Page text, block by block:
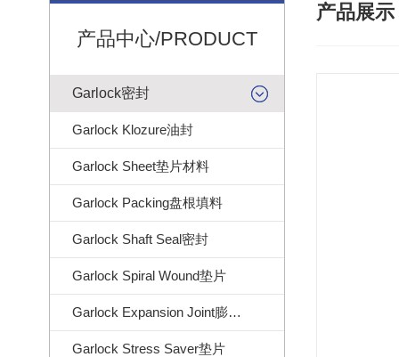
产品中心/PRODUCT
Garlock密封
Garlock Klozure油封
Garlock Sheet垫片材料
Garlock Packing盘根填料
Garlock Shaft Seal密封
Garlock Spiral Wound垫片
Garlock Expansion Joint膨胀节
Garlock Stress Saver垫片
产品展示